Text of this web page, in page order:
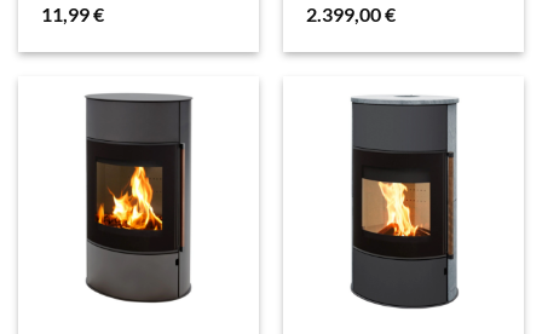
11,99€
2.399,00€